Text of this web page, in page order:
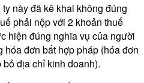
này đã kê khai không đúng
phải nộp với 2 khoản thuế
hiện đúng nghĩa vụ của người
đơn bất hợp pháp (hóa đơn
địa chỉ kinh doanh).